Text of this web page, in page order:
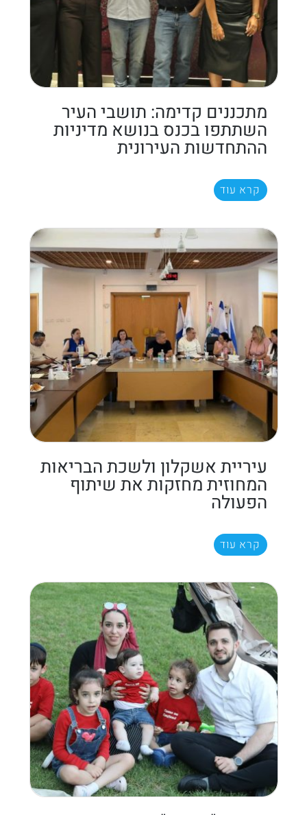
מתכננים קדימה: תושבי העיר
השתתפו בכנס בנושא מדיניות
ההתחדשות העירונית
קרא עוד
עיריית אשקלון ולשכת הבריאות
המחוזית מחזקות את שיתוף
הפעולה
קרא עוד